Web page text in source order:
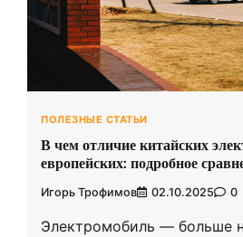
ПОЛЕЗНЫЕ СТАТЬИ
В чем отличие китайских
европейских: подробное
Игорь Трофимов 02.10.2025 0
Электромобиль — больше